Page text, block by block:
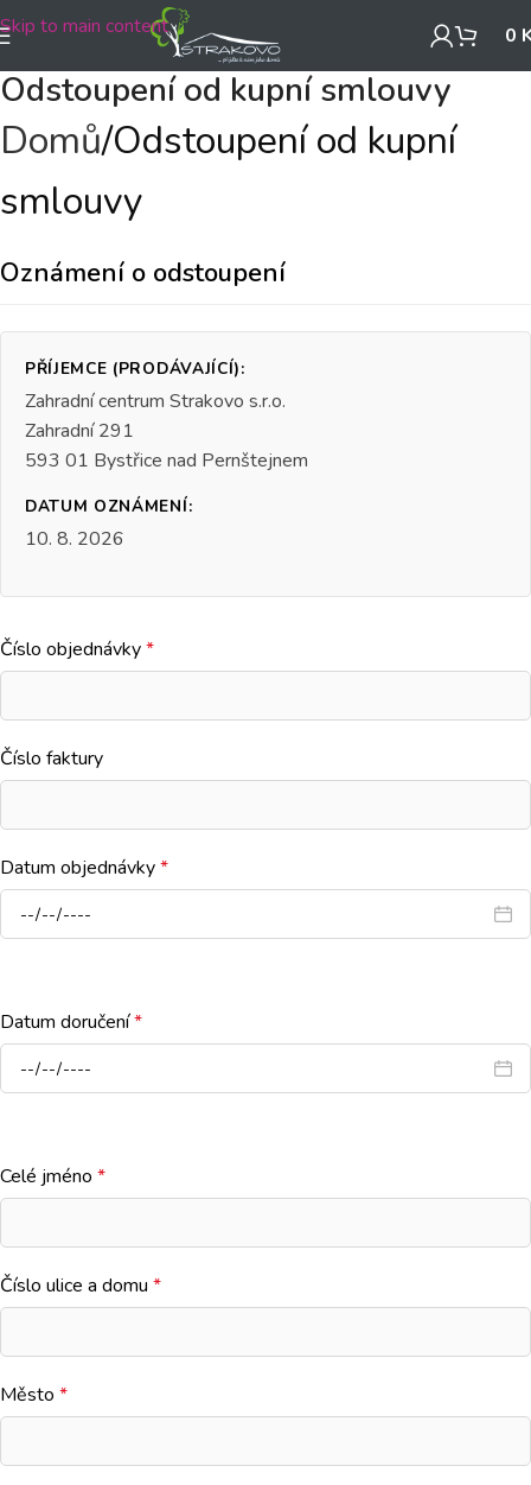
Skip to main content 0
Odstoupení od kupní smlouvy
Domů Odstoupení od kupní
smlouvy
Oznámení o odstoupení
PŘÍJEMCE (PRODÁVAJÍCÍ):
Zahradní centrum Strakovo s.r.o.
Zahradní 291
593 01 Bystřice nad Pernštejnem
DATUM OZNÁMENÍ:
10. 8. 2026
Číslo objednávky*
Číslo faktury
Datum objednávky*
Datum doručení*
Celé jméno *
Číslo ulice a domu *
Město *